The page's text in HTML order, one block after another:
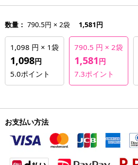
数量： 790.5円 × 2袋 1,581円
1,098 円 × 1袋
1,098円
5.0ポイント
790.5 円 × 2袋
1,581円
7.3ポイント
お支払い方法